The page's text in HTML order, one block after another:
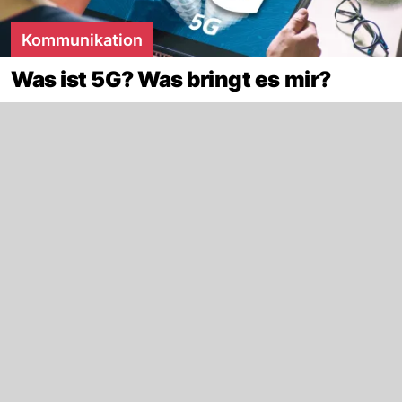
Kommunikation
Was ist 5G? Was bringt es mir?